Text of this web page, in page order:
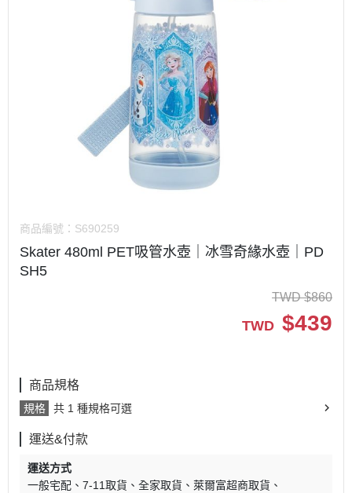
商品編號： S690259
Skater 480ml PET吸管水壺｜冰雪奇緣水壺｜PD
SH5
TWD $860
TWD $439
商品規格
規格 共 1 種規格可選
運送&付款
運送方式
一般宅配
7-11取貨 全家取貨
萊爾富超商取貨